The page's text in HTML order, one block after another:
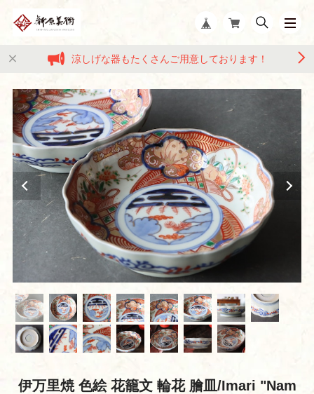
涼しげな器もたくさんご用意しております！
伊万里焼 色絵 花籠文 輪花 膾皿/Imari "Nam